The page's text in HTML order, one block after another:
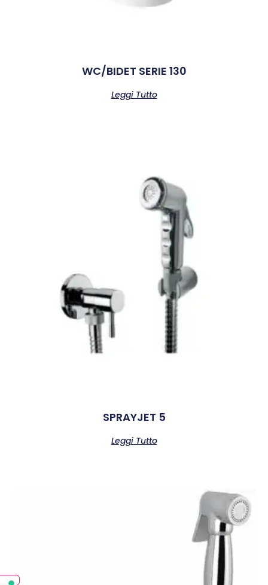
WC/BIDET SERIE 130
Leggi Tutto
SPRAYJET 5
Leggi Tutto